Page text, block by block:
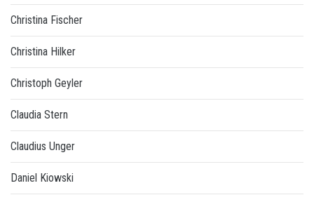
Christina Fischer
Christina Hilker
Christoph Geyler
Claudia Stern
Claudius Unger
Daniel Kiowski